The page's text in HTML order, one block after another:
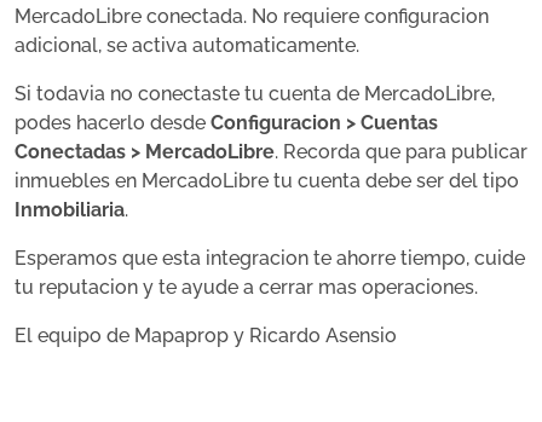
MercadoLibre conectada. No requiere configuracion
adicional, se activa automaticamente.
Si todavia no conectaste tu cuenta de MercadoLibre,
podes hacerlo desde Configuracion > Cuentas
Conectadas > MercadoLibre. Recorda que para publicar
inmuebles en MercadoLibre tu cuenta debe ser del tipo
Inmobiliaria.
Esperamos que esta integracion te ahorre tiempo, cuide
tu reputacion y te ayude a cerrar mas operaciones.
El equipo de Mapaprop y Ricardo Asensio